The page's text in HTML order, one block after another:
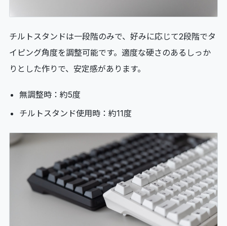
チルトスタンドは一段階のみで、好みに応じて2段階でタ
イピング角度を調整可能です。適度な硬さのあるしっか
りとした作りで、安定感があります。
無調整時：約5度
チルトスタンド使用時：約11度